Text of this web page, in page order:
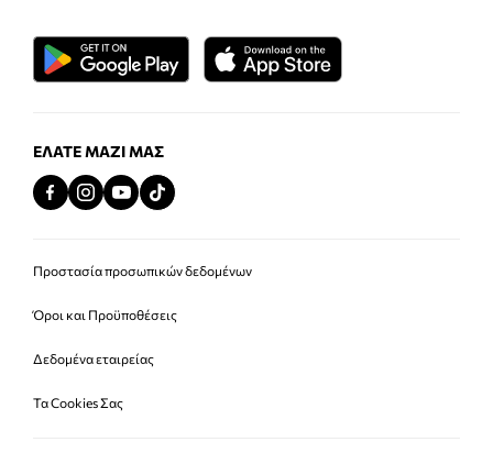
ΕΛΆΤΕ ΜΑΖΊ ΜΑΣ
Προστασία προσωπικών δεδομένων
Όροι και Προϋποθέσεις
Δεδομένα εταιρείας
Τα Cookies Σας